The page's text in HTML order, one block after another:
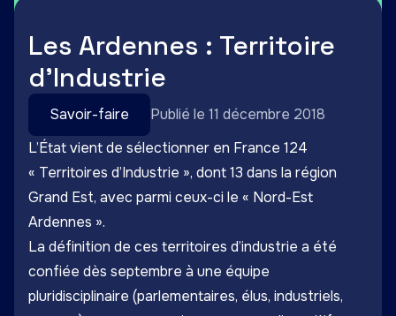
Les Ardennes : Territoire
d’Industrie
Savoir-faire
Publié le 11 décembre 2018
L’État vient de sélectionner en France 124
« Territoires d’Industrie », dont 13 dans la région
Grand Est, avec parmi ceux-ci le « Nord-Est
Ardennes ».
La définition de ces territoires d’industrie a été
confiée dès septembre à une équipe
pluridisciplinaire (parlementaires, élus, industriels,